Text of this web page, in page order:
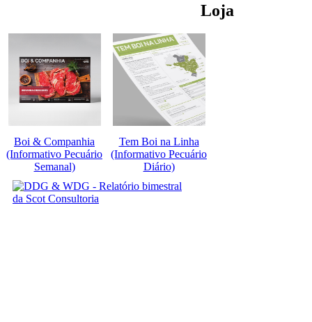
Loja
Boi & Companhia
(Informativo Pecuário
Semanal)
Tem Boi na Linha
(Informativo Pecuário
Diário)